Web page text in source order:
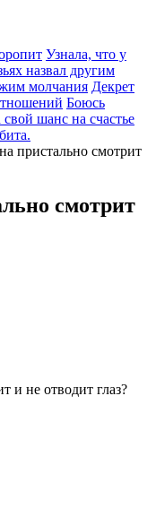
Узнала, что у
назвал другим
молчания Декрет
Боюсь
шанс на счастье
пристально смотрит
смотрит